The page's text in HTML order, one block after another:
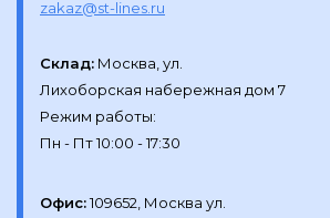
zakaz@st-lines.ru
Склад: Москва, ул.
Лихоборская набережная дом 7
Режим работы:
Офис:109652, Москва ул.